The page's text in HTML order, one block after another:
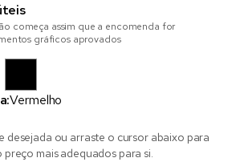
começa assim que a encomenda for
gráficos aprovados
Vermelho
desejada ou arraste o cursor abaixo para
mais adequados para si.